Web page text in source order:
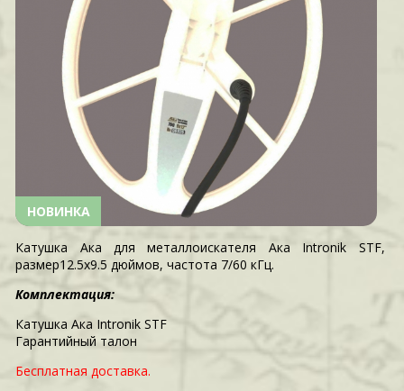
НОВИНКА
Катушка Ака для металлоискателя Ака Intronik STF,
размер12.5х9.5 дюймов, частота 7/60 кГц.
Комплектация:
Катушка Ака Intronik STF
Гарантийный талон
Бесплатная доставка.